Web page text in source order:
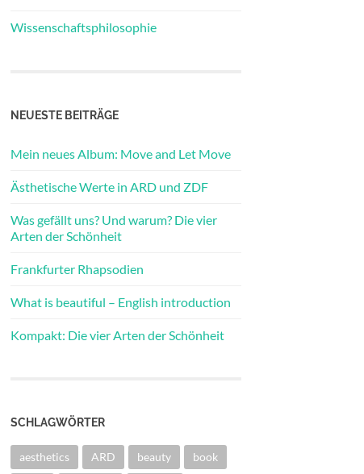
Wissenschaftsphilosophie
NEUESTE BEITRÄGE
Mein neues Album: Move and Let Move
Ästhetische Werte in ARD und ZDF
Was gefällt uns? Und warum? Die vier
Arten der Schönheit
Frankfurter Rhapsodien
What is beautiful – English introduction
Kompakt: Die vier Arten der Schönheit
SCHLAGWÖRTER
aesthetics ARD beauty book